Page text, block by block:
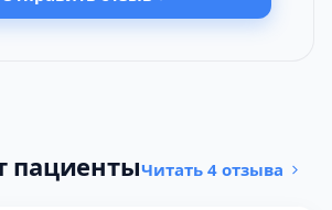
пациентыЧитать 4 отзыва